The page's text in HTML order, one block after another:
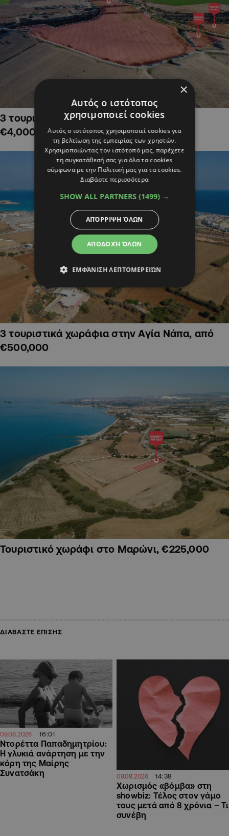
3 τουριστικά χωράφια στην Αλαμινό,
€4,000,000
3 τουριστικά χωράφια στην Αγία Νάπα, από
€500,000
Τουριστικό χωράφι στο Μαρώνι, €225,000
ΔΙΑΒΑΣΤΕ ΕΠΙΣΗΣ
09.08.2026 16:01
Ντορέττα Παπαδημητρίου:
Η γλυκιά ανάρτηση με την
κόρη της Μαίρης
Συνατσάκη
09.08.2026 14:38
Χωρισμός «βόμβα» στη
showbiz: Τέλος στον γάμο
τους μετά από 8 χρόνια – Τι
συνέβη
×
Αυτός ο ιστότοπος
χρησιμοποιεί cookies
Αυτός ο ιστότοπος χρησιμοποιεί cookies για
τη βελτίωση της εμπειρίας των χρηστών.
Χρησιμοποιώντας τον ιστότοπό μας, παρέχετε
τη συγκατάθεσή σας για όλα τα cookies
σύμφωνα με την Πολιτική μας για τα cookies.
Διαβάστε περισσότερα
SHOW ALL PARTNERS (1499) →
ΑΠΟΔΟΧΉ ΌΛΩΝ
ΑΠΌΡΡΙΨΗ ΌΛΩΝ
ΕΜΦΆΝΙΣΗ ΛΕΠΤΟΜΕΡΕΙΏΝ